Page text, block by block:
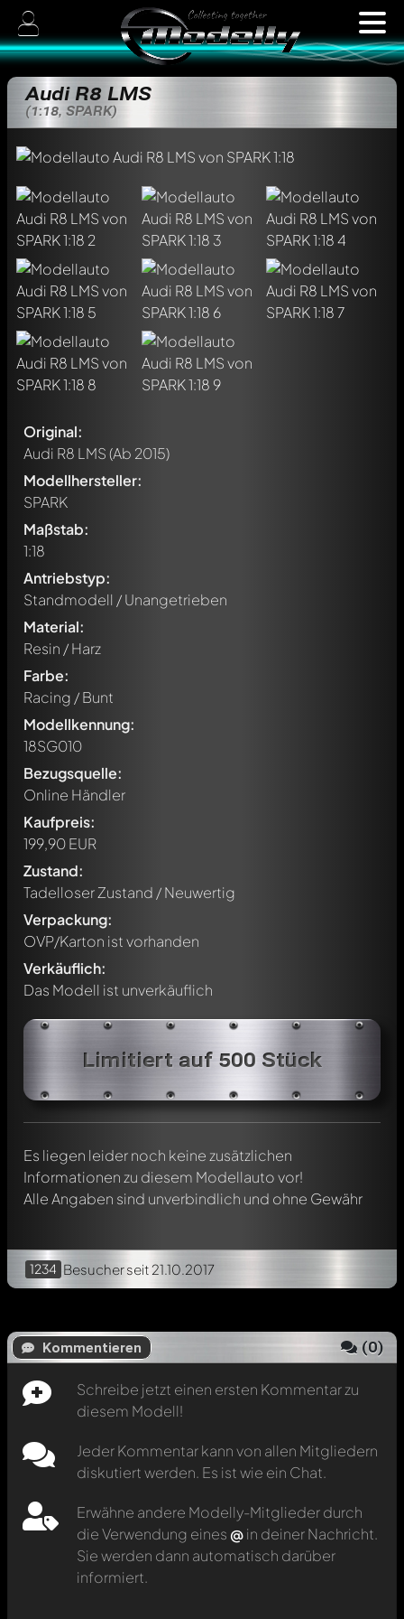
Audi R8 LMS
(1:18, SPARK)
Original:
Audi R8 LMS(Ab 2015)
Modellhersteller:
SPARK
Maßstab:
1:18
Antriebstyp:
Standmodell / Unangetrieben
Material:
Resin / Harz
Farbe:
Racing / Bunt
Modellkennung:
18SG010
Bezugsquelle:
Online Händler
Kaufpreis:
199,90 EUR
Zustand:
Tadelloser Zustand / Neuwertig
Verpackung:
OVP/Karton ist vorhanden
Verkäuflich:
Das Modell ist unverkäuflich
Limitiert auf 500 Stück
Es liegen leider noch keine zusätzlichen
Informationen zu diesem Modellauto vor!
Alle Angaben sind unverbindlich und ohne Gewähr
1234 Besucherseit 21.10.2017
Kommentieren (0)
Schreibe jetzt einen ersten Kommentar zu
diesem Modell!
Jeder Kommentar kann von allen Mitgliedern
diskutiert werden. Es ist wie ein Chat.
Erwähne andere Modelly-Mitglieder durch
die Verwendung eines @in deiner Nachricht.
Sie werden dann automatisch darüber
informiert.
Schreibe jetzt einen ersten Kommentar zu diesem Modell!
werden. Es ist wie ein Chat.
Verwendung eines@in deiner Nachricht. Sie werden dann
automatisch darüber informiert.